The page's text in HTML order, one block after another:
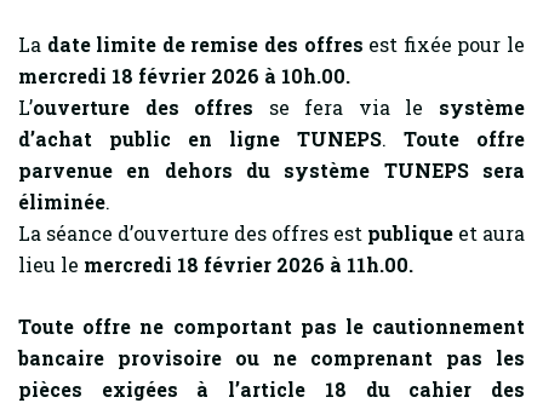
La date limite de remise des offres est fixée pour le
mercredi 18 février 2026 à 10h.00.
L’ouverture des offres se fera via le système
d’achat public en ligne TUNEPS. Toute offre
parvenue en dehors du système TUNEPS sera
éliminée.
La séance d’ouverture des offres est publique et aura
lieu le mercredi 18 février 2026 à 11h.00.
Toute offre ne comportant pas le cautionnement
bancaire provisoire ou ne comprenant pas les
pièces exigées à l’article 18 du cahier des